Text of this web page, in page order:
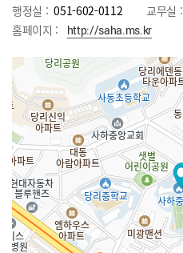
행정실 : 051-602-0112 교무실 :
홈페이지 :
http://saha.ms.kr